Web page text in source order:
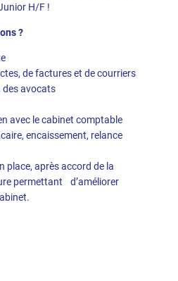
H/F !
?
de factures et de courriers
des avocats
avec le cabinet comptable
encaissement, relance
place, après accord de la
permettant d’améliorer